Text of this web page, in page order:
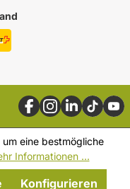
eine bestmögliche
Informationen ...
Konfigurieren